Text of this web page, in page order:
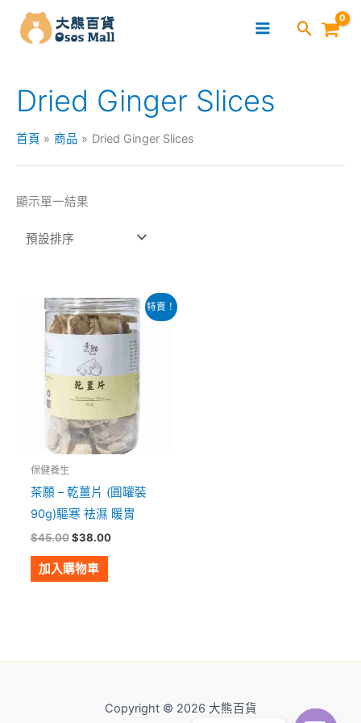
Dried Ginger Slices
首頁 商品 Dried Ginger Slices
顯示單一結果
特賣！
保健養生
茶願 – 乾薑片 (圓罐裝
90g)驅寒 祛濕 暖胃
$45.00
原
始
價
格：
$45.00。
$38.00
目
前
價
格：
$38.00。
加入購物車
Copyright © 2026 大熊百貨